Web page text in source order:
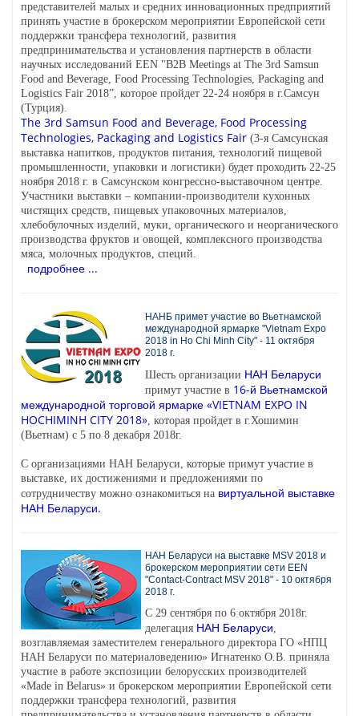
представителей малых и средних инновационных предприятий
принять участие в брокерском мероприятии Европейской сети
поддержки трансфера технологий, развития
предпринимательства и установления партнерств в области
научных исследований EEN "B2B Meetings at The 3rd Samsun
Food and Beverage, Food Processing Technologies, Packaging and
Logistics Fair 2018”, которое пройдет 22-24 ноября в г.Самсун
(Турция).
The 3rd Samsun Food and Beverage, Food Processing
Technologies, Packaging and Logistics Fair (3-я Самсунская
выставка напитков, продуктов питания, технологий пищевой
промышленности, упаковки и логистики) будет проходить 22-25
ноября 2018 г. в Самсунском конгрессно-выставочном центре.
Участники выставки – компании-производители кухонных
чистящих средств, пищевых упаковочных материалов,
хлебобулочных изделий, муки, органического и неорганического
производства фруктов и овощей, комплексного производства
мяса, молочных продуктов, специй.
подробнее ...
НАНБ примет участие во Вьетнамской
международной ярмарке "Vietnam Expo
2018 in Ho Chi Minh City" - 11 октября
2018 г.
Шесть организации НАН Беларуси
примут участие в 16-й Вьетнамской
международной торговой ярмарке «VIETNAM EXPO IN
HOCHIMINH CITY 2018» , которая пройдет в г.Хошимин
(Вьетнам) с 5 по 8 декабря 2018г.
С организациями НАН Беларуси, которые примут участие в
выставке, их достижениями и предложениями по
сотрудничеству можно ознакомиться на виртуальной выставке
НАН Беларуси.
НАН Беларуси на выставке MSV 2018 и
брокерском мероприятии сети EEN
"Contact-Contract MSV 2018" - 10 октября
2018 г.
С 29 сентября по 6 октября 2018г.
делегация НАН Беларуси
возглавляемая заместителем генерального директора ГО «НПЦ
НАН Беларуси по материаловедению» Игнатенко О.В. приняла
участие в работе экспозиции белорусских производителей
«Made in Belarus» и брокерском мероприятии Европейской сети
поддержки трансфера технологий, развития